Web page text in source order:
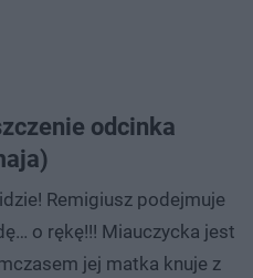
odcinka
Remigiusz podejmuje
o rękę!!! Miauczycka jest
jej matka knuje z